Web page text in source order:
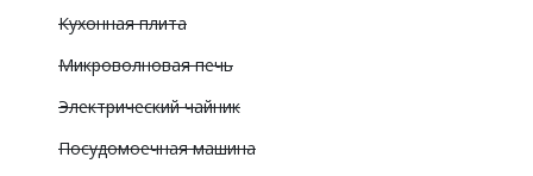
Кухонная плита
Микроволновая печь
Электрический чайник
Посудомоечная машина